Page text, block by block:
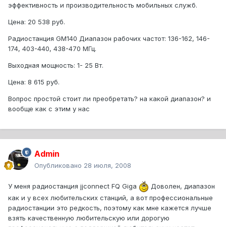
эффективность и производительность мобильных служб.
Цена: 20 538 руб.
Радиостанция GM140 Диапазон рабочих частот: 136-162, 146-
174, 403-440, 438-470 МГц.
Выходная мощность: 1- 25 Вт.
Цена: 8 615 руб.
Вопрос простой стоит ли преобретать? на какой диапазон? и
вообще как с этим у нас
Admin
Опубликовано 28 июля, 2008
У меня радиостанция jjconnect FQ Giga
Доволен, диапазон
как и у всех любительских станций, а вот профессиональные
радиостанции это редкость, поэтому как мне кажется лучше
взять качественную любительскую или дорогую